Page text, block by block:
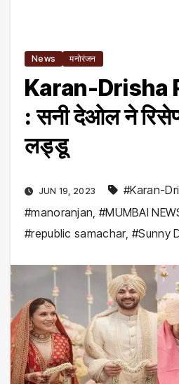
News मनोरंजन
Karan-Drisha
: सनी देओल ने
लड्डू
JUN 19, 2023 #Karan-
#manoranjan #MUMBAI
#republic samachar,#Sunny